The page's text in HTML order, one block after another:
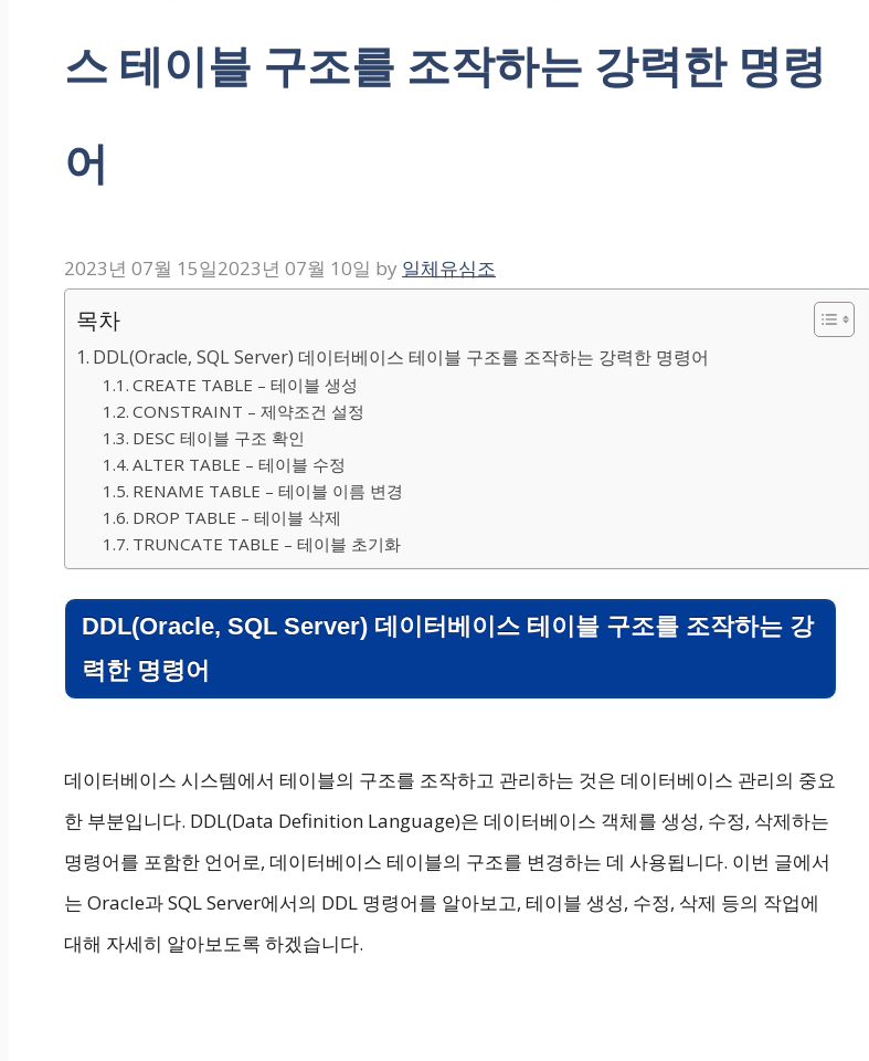
스 테이블 구조를 조작하는 강력한 명령
어
2023년 07월 15일2023년 07월 10일 by 일체유심조
목차
DDL(Oracle, SQL Server) 데이터베이스 테이블 구조를 조작하는 강력한 명령어
CREATE TABLE – 테이블 생성
CONSTRAINT – 제약조건 설정
DESC 테이블 구조 확인
ALTER TABLE – 테이블 수정
RENAME TABLE – 테이블 이름 변경
DROP TABLE – 테이블 삭제
TRUNCATE TABLE – 테이블 초기화
DDL(Oracle, SQL Server) 데이터베이스 테이블 구조를 조작하는 강
력한 명령어
데이터베이스 시스템에서 테이블의 구조를 조작하고 관리하는 것은 데이터베이스 관리의 중요
한 부분입니다. DDL(Data Definition Language)은 데이터베이스 객체를 생성, 수정, 삭제하는
명령어를 포함한 언어로, 데이터베이스 테이블의 구조를 변경하는 데 사용됩니다. 이번 글에서
는 Oracle과 SQL Server에서의 DDL 명령어를 알아보고, 테이블 생성, 수정, 삭제 등의 작업에
대해 자세히 알아보도록 하겠습니다.